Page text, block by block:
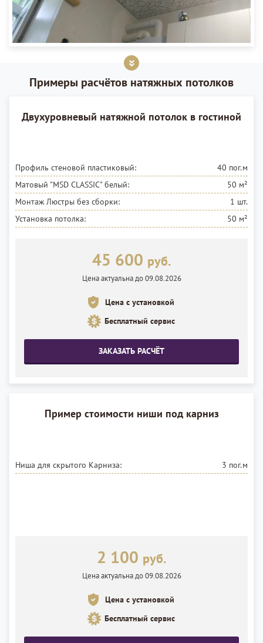
Примеры расчётов натяжных потолков
Двухуровневый натяжной потолок в гостиной
Профиль стеновой пластиковый:
40 пог.м
Матовый "MSD CLASSIC" белый:
50 м²
Монтаж Люстры без сборки:
1 шт.
Установка потолка:
50 м²
45 600 руб.
Цена актуальна до 09.08.2026
Цена с установкой
Бесплатный сервис
ЗАКАЗАТЬ РАСЧЁТ
Пример стоимости ниши под карниз
Ниша для скрытого Карниза: 3 пог.м
2 100 руб.
Цена актуальна до 09.08.2026
Цена с установкой
Бесплатный сервис